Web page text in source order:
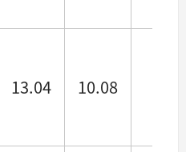
13.04 10.08